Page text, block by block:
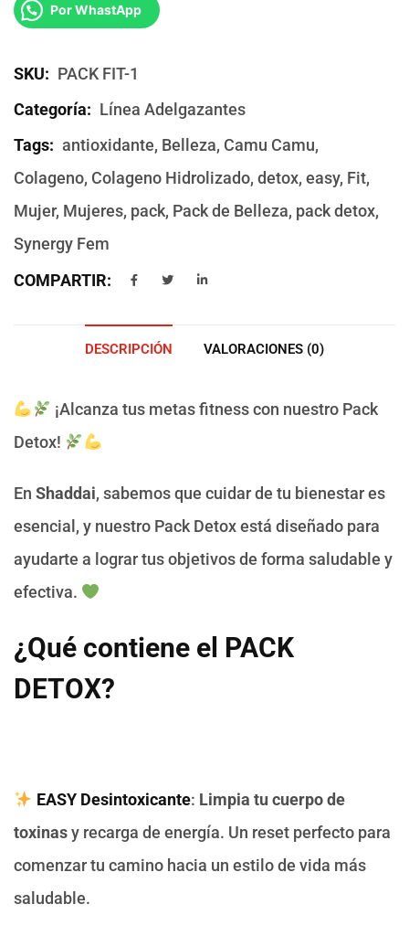
Por WhastApp
SKU: PACK FIT-1
Categoría: Línea Adelgazantes
Tags: antioxidante, Belleza, Camu Camu,
Colageno, Colageno Hidrolizado, detox, easy, Fit,
Mujer, Mujeres, pack, Pack de Belleza, pack detox,
Synergy Fem
COMPARTIR:
DESCRIPCIÓN VALORACIONES (0)
¡Alcanza tus metas fitness con nuestro Pack
Detox!
En Shaddai, sabemos que cuidar de tu bienestar es
esencial, y nuestro Pack Detox está diseñado para
ayudarte a lograr tus objetivos de forma saludable y
efectiva.
¿Qué contiene el PACK
DETOX?
EASY Desintoxicante: Limpia tu cuerpo de
toxinasy recarga de energía. Un reset perfecto para
comenzar tu camino hacia un estilo de vida más
saludable.